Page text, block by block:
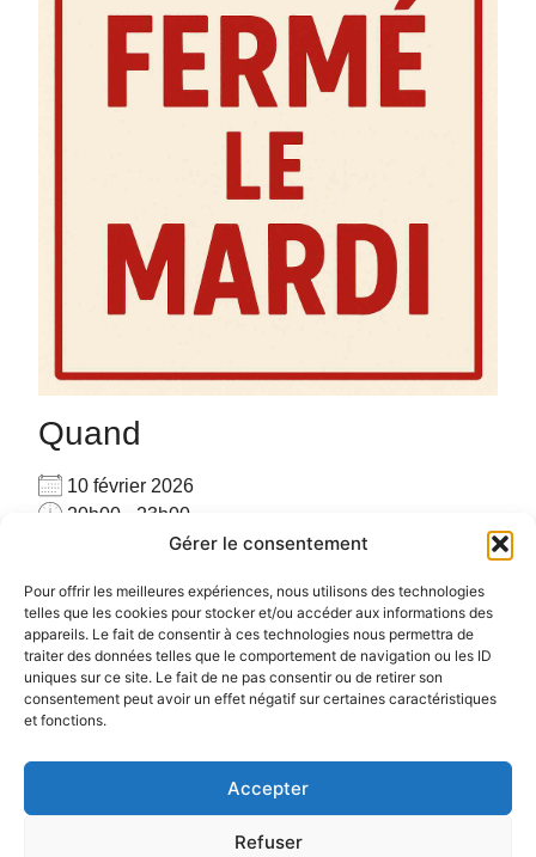
Gérer le consentement
Pour offrir les meilleures expériences, nous utilisons des technologies
telles que les cookies pour stocker et/ou accéder aux informations des
appareils. Le fait de consentir à ces technologies nous permettra de
traiter des données telles que le comportement de navigation ou les ID
uniques sur ce site. Le fait de ne pas consentir ou de retirer son
consentement peut avoir un effet négatif sur certaines caractéristiques
et fonctions.
Accepter
Refuser
Quand
10 février 2026
20h00 - 23h00
Ajouter au Calendrier
Télécharger ICS
Calendrier Google
06.72.78.97.17
Pour plus d’informations :cliquez ici